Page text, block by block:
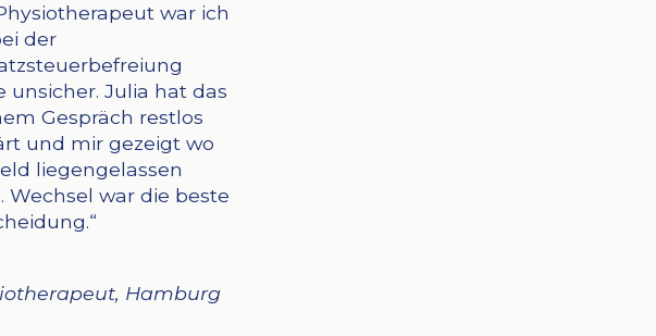
war ich
der
unsicher. Julia hat das
Gespräch restlos
und mir gezeigt wo
liegengelassen
Wechsel war die beste
Hamburg